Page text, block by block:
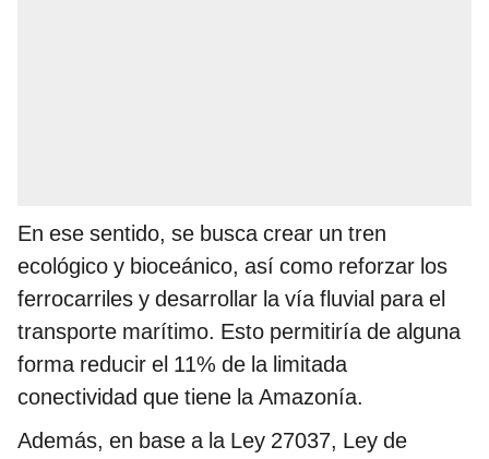
En ese sentido, se busca crear un tren
ecológico y bioceánico, así como reforzar los
ferrocarriles y desarrollar la vía fluvial para el
transporte marítimo. Esto permitiría de alguna
forma reducir el 11% de la limitada
conectividad que tiene la Amazonía.
Además, en base a la Ley 27037, Ley de